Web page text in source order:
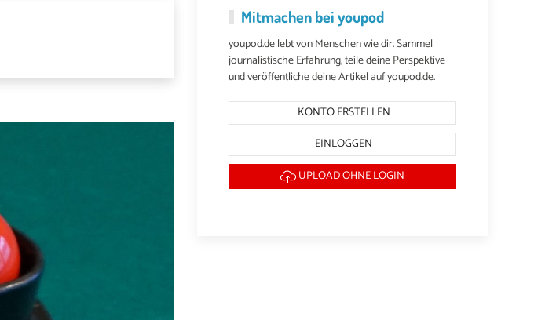
Mitmachen bei youpod
youpod.de lebt von Menschen wie dir. Sammel
journalistische Erfahrung, teile deine Perspektive
und veröffentliche deine Artikel auf youpod.de.
KONTO ERSTELLEN
EINLOGGEN
UPLOAD OHNE LOGIN